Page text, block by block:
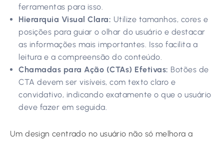
ferramentas para isso.
Hierarquia Visual Clara: Utilize tamanhos, cores e
posições para guiar o olhar do usuário e destacar
as informações mais importantes. Isso facilita a
leitura e a compreensão do conteúdo.
Chamadas para Ação (CTAs) Efetivas: Botões de
CTA devem ser visíveis, com texto claro e
convidativo, indicando exatamente o que o usuário
deve fazer em seguida.
Um design centrado no usuário não só melhora a